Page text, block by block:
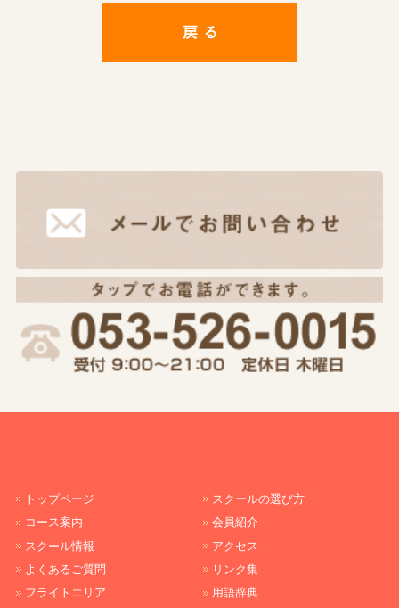
トップページ
コース案内
スクール情報
よくあるご質問
フライトエリア
スクールの選び方
会員紹介
アクセス
リンク集
用語辞典